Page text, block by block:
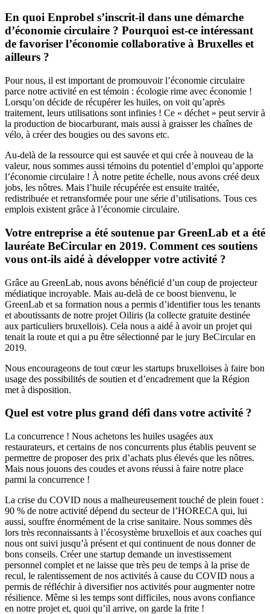
En quoi Enprobel s’inscrit-il dans une démarche
d’économie circulaire ? Pourquoi est-ce intéressant
de favoriser l’économie collaborative à Bruxelles et
ailleurs ?
Pour nous, il est important de promouvoir l’économie circulaire
parce notre activité en est témoin : écologie rime avec économie !
Lorsqu’on décide de récupérer les huiles, on voit qu’après
traitement, leurs utilisations sont infinies ! Ce « déchet » peut servir à
la production de biocarburant, mais aussi à graisser les chaînes de
vélo, à créer des bougies ou des savons etc.
Au-delà de la ressource qui est sauvée et qui crée à nouveau de la
valeur, nous sommes aussi témoins du potentiel d’emploi qu’apporte
l’économie circulaire ! À notre petite échelle, nous avons créé deux
jobs, les nôtres. Mais l’huile récupérée est ensuite traitée,
redistribuée et retransformée pour une série d’utilisations. Tous ces
emplois existent grâce à l’économie circulaire.
Votre entreprise a été soutenue par GreenLab et a été
lauréate BeCircular en 2019. Comment ces soutiens
vous ont-ils aidé à développer votre activité ?
Grâce au GreenLab, nous avons bénéficié d’un coup de projecteur
médiatique incroyable. Mais au-delà de ce boost bienvenu, le
GreenLab et sa formation nous a permis d’identifier tous les tenants
et aboutissants de notre projet Oiliris (la collecte gratuite destinée
aux particuliers bruxellois). Cela nous a aidé à avoir un projet qui
tenait la route et qui a pu être sélectionné par le jury BeCircular en
2019.
Nous encourageons de tout cœur les startups bruxelloises à faire bon
usage des possibilités de soutien et d’encadrement que la Région
met à disposition.
Quel est votre plus grand défi dans votre activité ?
La concurrence ! Nous achetons les huiles usagées aux
restaurateurs, et certains de nos concurrents plus établis peuvent se
permettre de proposer des prix d’achats plus élevés que les nôtres.
Mais nous jouons des coudes et avons réussi à faire notre place
parmi la concurrence !
La crise du COVID nous a malheureusement touché de plein fouet :
90 % de notre activité dépend du secteur de l’HORECA qui, lui
aussi, souffre énormément de la crise sanitaire. Nous sommes dès
lors très reconnaissants à l’écosystème bruxellois et aux coaches qui
nous ont suivi jusqu’à présent et qui continuent de nous donner de
bons conseils. Créer une startup demande un investissement
personnel complet et ne laisse que très peu de temps à la prise de
recul, le ralentissement de nos activités à cause du COVID nous a
permis de réfléchir à diversifier nos activités pour augmenter notre
résilience. Même si les temps sont difficiles, nous avons confiance
en notre projet et, quoi qu’il arrive, on garde la frite !